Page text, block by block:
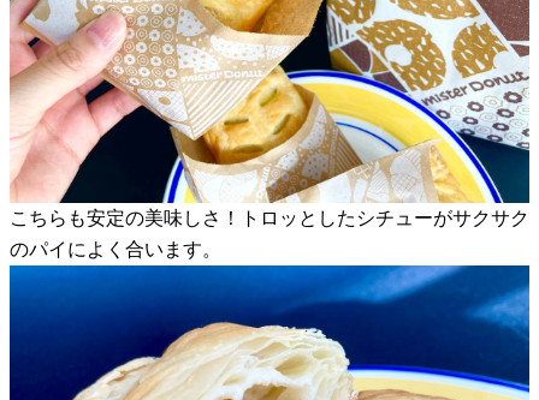
こちらも安定の美味しさ！トロッとしたシチューがサクサク
のパイによく合います。